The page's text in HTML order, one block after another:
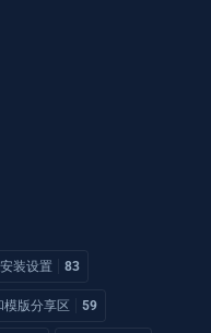
装设置 83
版分享区 59